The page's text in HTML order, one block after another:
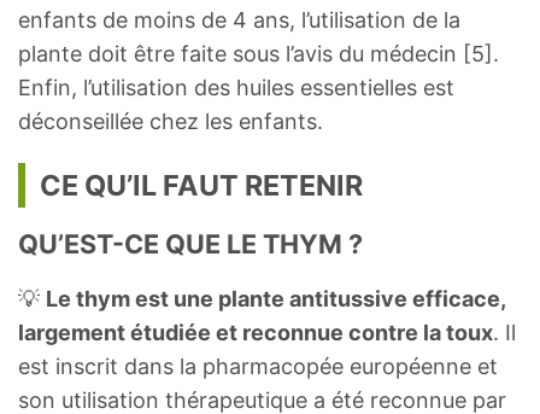
enfants de moins de 4 ans, l’utilisation de la
plante doit être faite sous l’avis du médecin [5].
Enfin, l’utilisation des huiles essentielles est
déconseillée chez les enfants.
CE QU’IL FAUT RETENIR
QU’EST-CE QUE LE THYM ?
💡 Le thym est une plante antitussive efficace,
largement étudiée et reconnue contre la toux. Il
est inscrit dans la pharmacopée européenne et
son utilisation thérapeutique a été reconnue par